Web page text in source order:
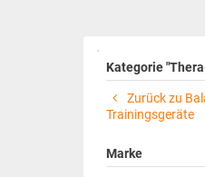
Kategorie
Zurück zu
Trainingsgeräte
Marke